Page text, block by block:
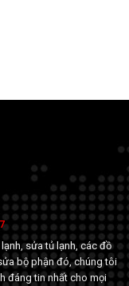
sửa tủ lạnh, các đồ
bộ phận đó, chúng tôi
đáng tin nhất cho mọi